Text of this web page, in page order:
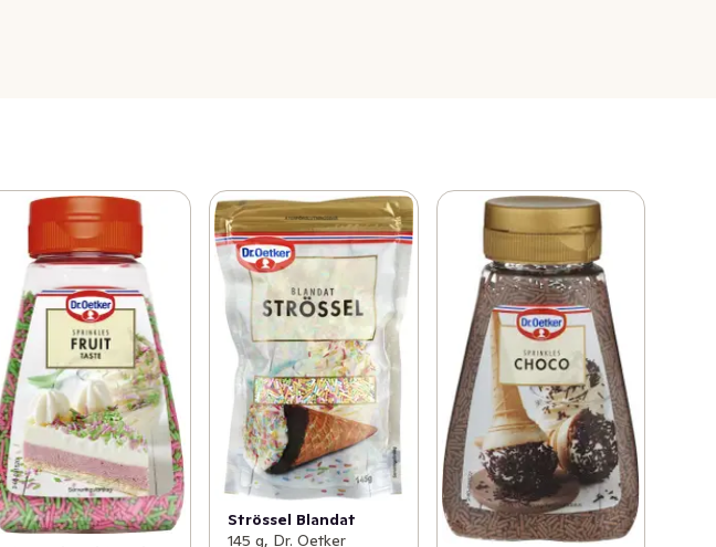
Strössel Blandat
145 g, Dr. Oetker